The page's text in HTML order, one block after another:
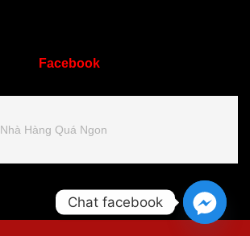
Facebook
Nhà Hàng Quá Ngon
Chat facebook